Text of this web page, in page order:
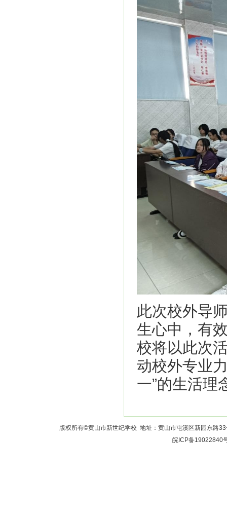
此次校外导
生心中，有
校将以此次
动校外专业
一”的生活理
版权所有©黄山市新世纪学校 地址：黄山市屯溪区新园东路
皖ICP备19022840